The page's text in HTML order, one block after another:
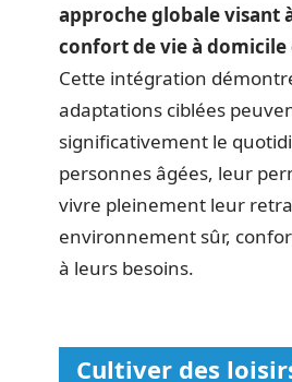
approche globale visant
confort de vie à domicile
Cette intégration
adaptations ciblées
significativement le
personnes âgées, leur
vivre pleinement leur
environnement sûr,
à leurs besoins.
Cultiver des